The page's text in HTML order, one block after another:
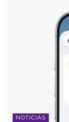
NOTICIAS